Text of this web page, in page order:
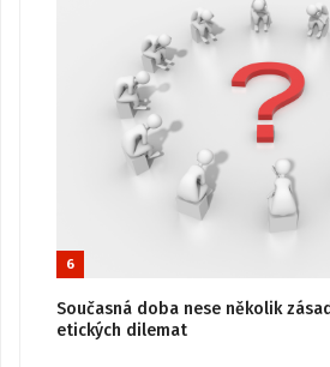
6
Současná doba nese několik
etických dilemat